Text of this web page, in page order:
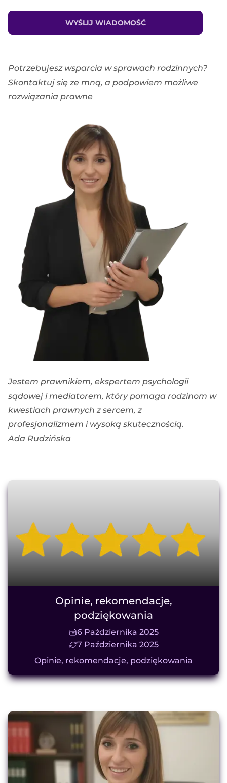
WYŚLIJ WIADOMOŚĆ
Potrzebujesz wsparcia w sprawach rodzinnych?
Skontaktuj się ze mną, a podpowiem możliwe
rozwiązania prawne
Jestem prawnikiem, ekspertem psychologii
sądowej i mediatorem, który pomaga rodzinom w
kwestiach prawnych z sercem, z
profesjonalizmem i wysoką skutecznością.
Ada Rudzińska
Opinie, rekomendacje,
podziękowania
6 Października 2025
7 Października 2025
Opinie, rekomendacje, podziękowania